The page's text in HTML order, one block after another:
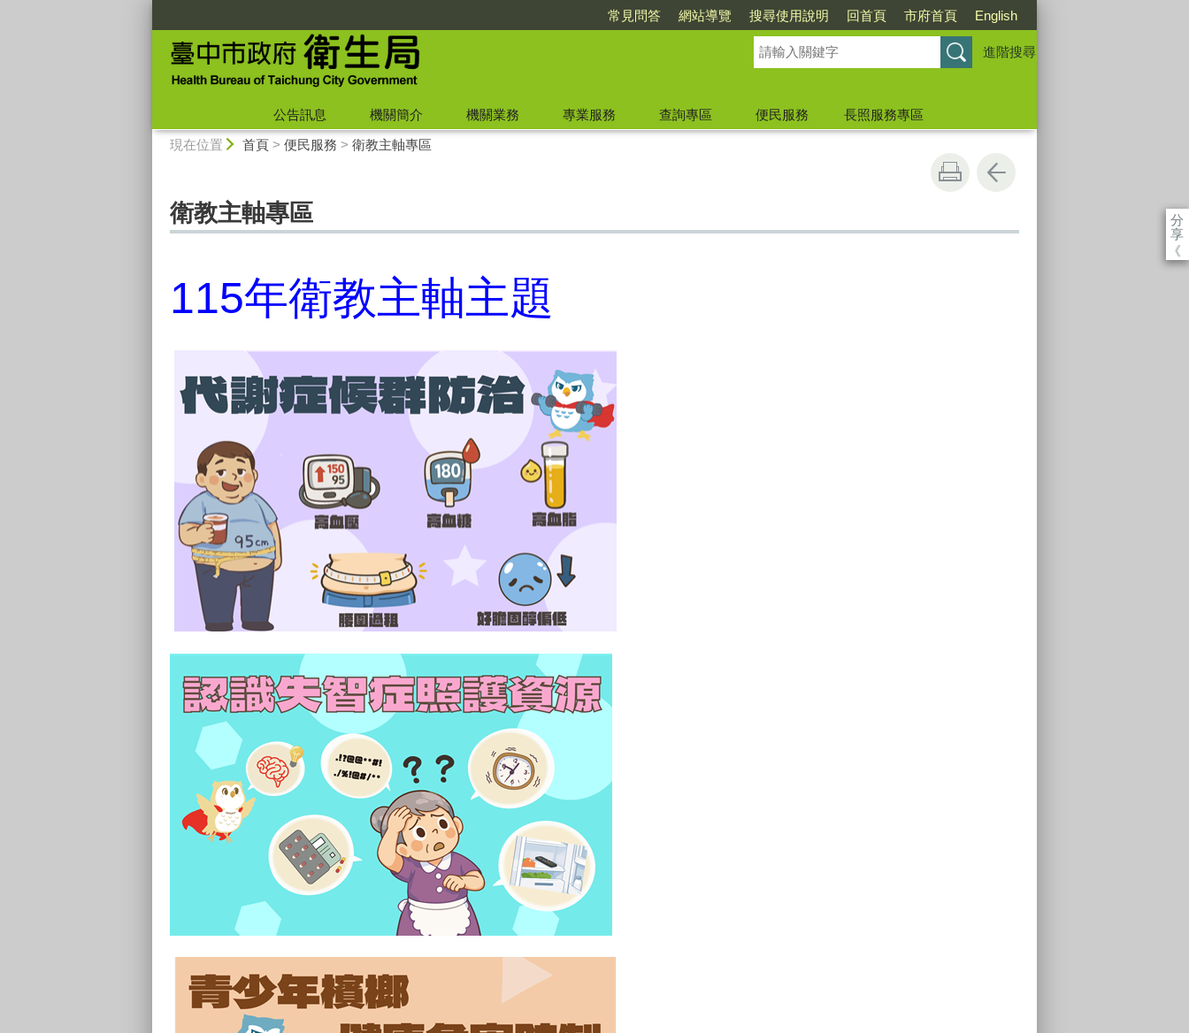
常見問答 網站導覽 搜尋使用說明 回首頁 市府首頁 English
進階搜尋
公告訊息 機關簡介 機關業務 專業服務 查詢專區 便民服務
長照服務專區
現在位置 首頁> 便民服務 > 衛教主軸專區
分
享
《
衛教主軸專區
115年衛教主軸主題